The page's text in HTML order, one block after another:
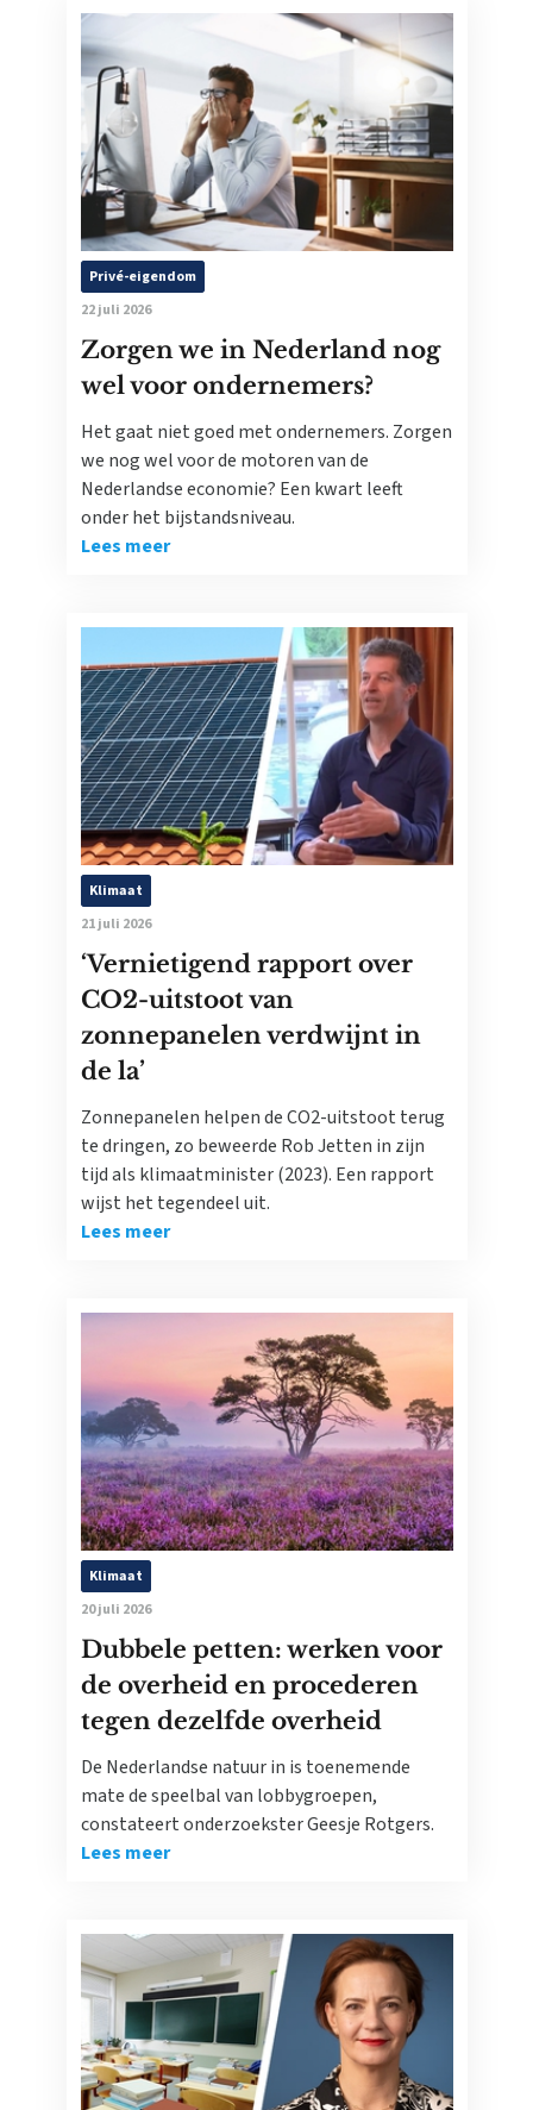
Privé-eigendom
22 juli 2026
Zorgen we in Nederland nog
wel voor ondernemers?
Het gaat niet goed met ondernemers. Zorgen
we nog wel voor de motoren van de
Nederlandse economie? Een kwart leeft
onder het bijstandsniveau.
Lees meer
Klimaat
21 juli 2026
‘Vernietigend rapport over
CO2-uitstoot van
zonnepanelen verdwijnt in
de la’
Zonnepanelen helpen de CO2-uitstoot terug
te dringen, zo beweerde Rob Jetten in zijn
tijd als klimaatminister (2023). Een rapport
wijst het tegendeel uit.
Lees meer
Klimaat
20 juli 2026
Dubbele petten: werken voor
de overheid en procederen
tegen dezelfde overheid
De Nederlandse natuur in is toenemende
mate de speelbal van lobbygroepen,
constateert onderzoekster Geesje Rotgers.
Lees meer